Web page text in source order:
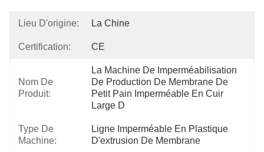
Lieu D'origine: La Chine
Certification: CE
Nom De
Produit:
La Machine De Imperméabilisation
De Production De Membrane De
Petit Pain Imperméable En Cuir
Large D
Type De
Machine:
Ligne Imperméable En Plastique
D'extrusion De Membrane